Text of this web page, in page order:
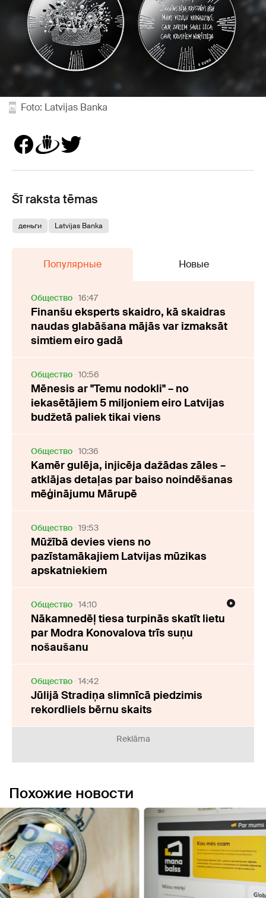
Foto: Latvijas Banka
Šī raksta tēmas
деньги Latvijas Banka
Популярные Новые
Oбщество 16:47
Finanšu eksperts skaidro, kā skaidras
naudas glabāšana mājās var izmaksāt
simtiem eiro gadā
Oбщество 10:56
Mēnesis ar "Temu nodokli" – no
iekasētājiem 5 miljoniem eiro Latvijas
budžetā paliek tikai viens
Oбщество 10:36
Kamēr gulēja, injicēja dažādas zāles –
atklājas detaļas par baiso noindēšanas
mēģinājumu Mārupē
Oбщество 19:53
Mūžībā devies viens no
pazīstamākajiem Latvijas mūzikas
apskatniekiem
Oбщество 14:10
Nākamnedēļ tiesa turpinās skatīt lietu
par Modra Konovalova trīs suņu
nošaušanu
Oбщество 14:42
Jūlijā Stradiņa slimnīcā piedzimis
rekordliels bērnu skaits
Reklāma
Похожие новости